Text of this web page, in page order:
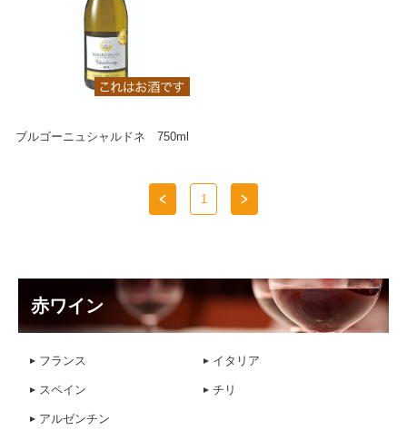
ブルゴーニュシャルドネ 750ml
1
赤ワイン
フランス イタリア
スペイン チリ
アルゼンチン